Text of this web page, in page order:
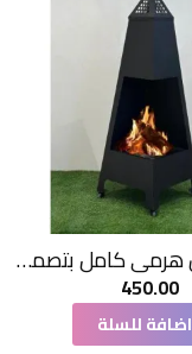
منقل معدن هرمي كامل بتصميم عملي وأنيق
450.00
اضافة للسلة